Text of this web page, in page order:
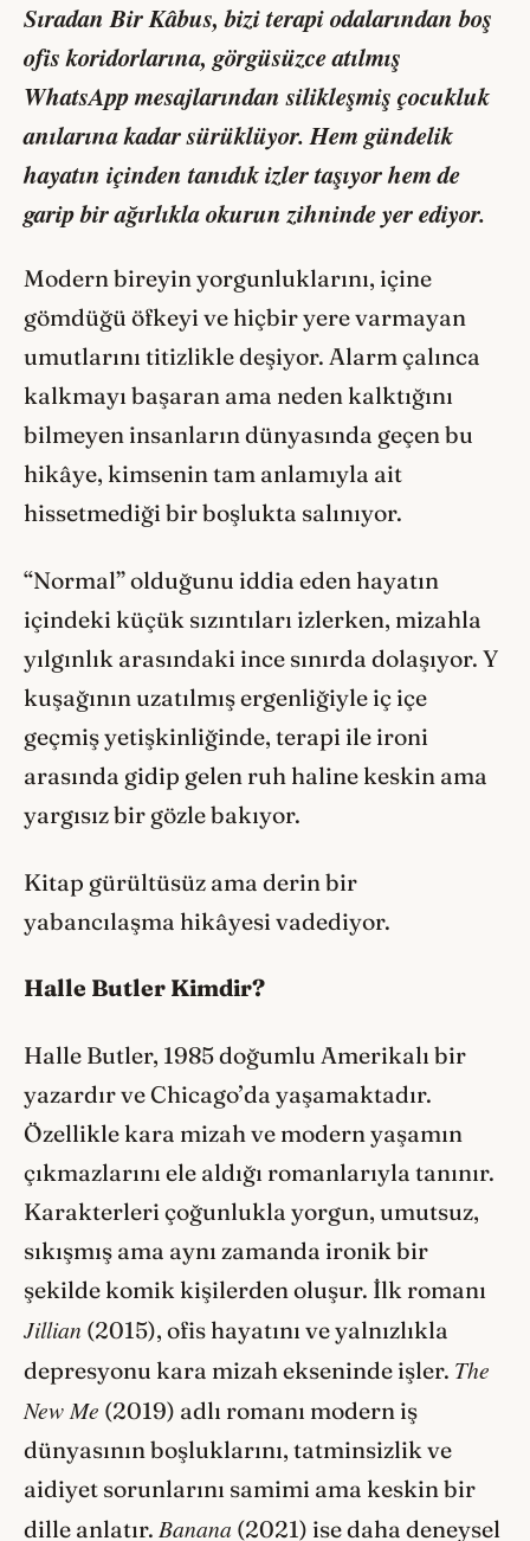
Sıradan Bir Kâbus, bizi terapi odalarından boş
ofis koridorlarına, görgüsüzce atılmış
WhatsApp mesajlarından silikleşmiş çocukluk
anılarına kadar sürüklüyor. Hem gündelik
hayatın içinden tanıdık izler taşıyor hem de
garip bir ağırlıkla okurun zihninde yer ediyor.
Modern bireyin yorgunluklarını, içine
gömdüğü öfkeyi ve hiçbir yere varmayan
umutlarını titizlikle deşiyor. Alarm çalınca
kalkmayı başaran ama neden kalktığını
bilmeyen insanların dünyasında geçen bu
hikâye, kimsenin tam anlamıyla ait
hissetmediği bir boşlukta salınıyor.
“Normal” olduğunu iddia eden hayatın
içindeki küçük sızıntıları izlerken, mizahla
yılgınlık arasındaki ince sınırda dolaşıyor. Y
kuşağının uzatılmış ergenliğiyle iç içe
geçmiş yetişkinliğinde, terapi ile ironi
arasında gidip gelen ruh haline keskin ama
yargısız bir gözle bakıyor.
Kitap gürültüsüz ama derin bir
yabancılaşma hikâyesi vadediyor.
Halle Butler Kimdir?
Halle Butler, 1985 doğumlu Amerikalı bir
yazardır ve Chicago’da yaşamaktadır.
Özellikle kara mizah ve modern yaşamın
çıkmazlarını ele aldığı romanlarıyla tanınır.
Karakterleri çoğunlukla yorgun, umutsuz,
sıkışmış ama aynı zamanda ironik bir
şekilde komik kişilerden oluşur. İlk romanı
Jillian (2015), ofis hayatını ve yalnızlıkla
depresyonu kara mizah ekseninde işler. The
New Me (2019) adlı romanı modern iş
dünyasının boşluklarını, tatminsizlik ve
aidiyet sorunlarını samimi ama keskin bir
dille anlatır. Banana (2021) ise daha deneysel